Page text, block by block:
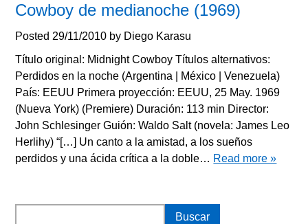
Cowboy de medianoche (1969)
Posted 29/11/2010 by Diego Karasu
Título original: Midnight Cowboy Títulos alternativos:
Perdidos en la noche (Argentina | México | Venezuela)
País: EEUU Primera proyección: EEUU, 25 May. 1969
(Nueva York) (Premiere) Duración: 113 min Director:
John Schlesinger Guión: Waldo Salt (novela: James Leo
Herlihy) “[…] Un canto a la amistad, a los sueños
perdidos y una ácida crítica a la doble… Read more »